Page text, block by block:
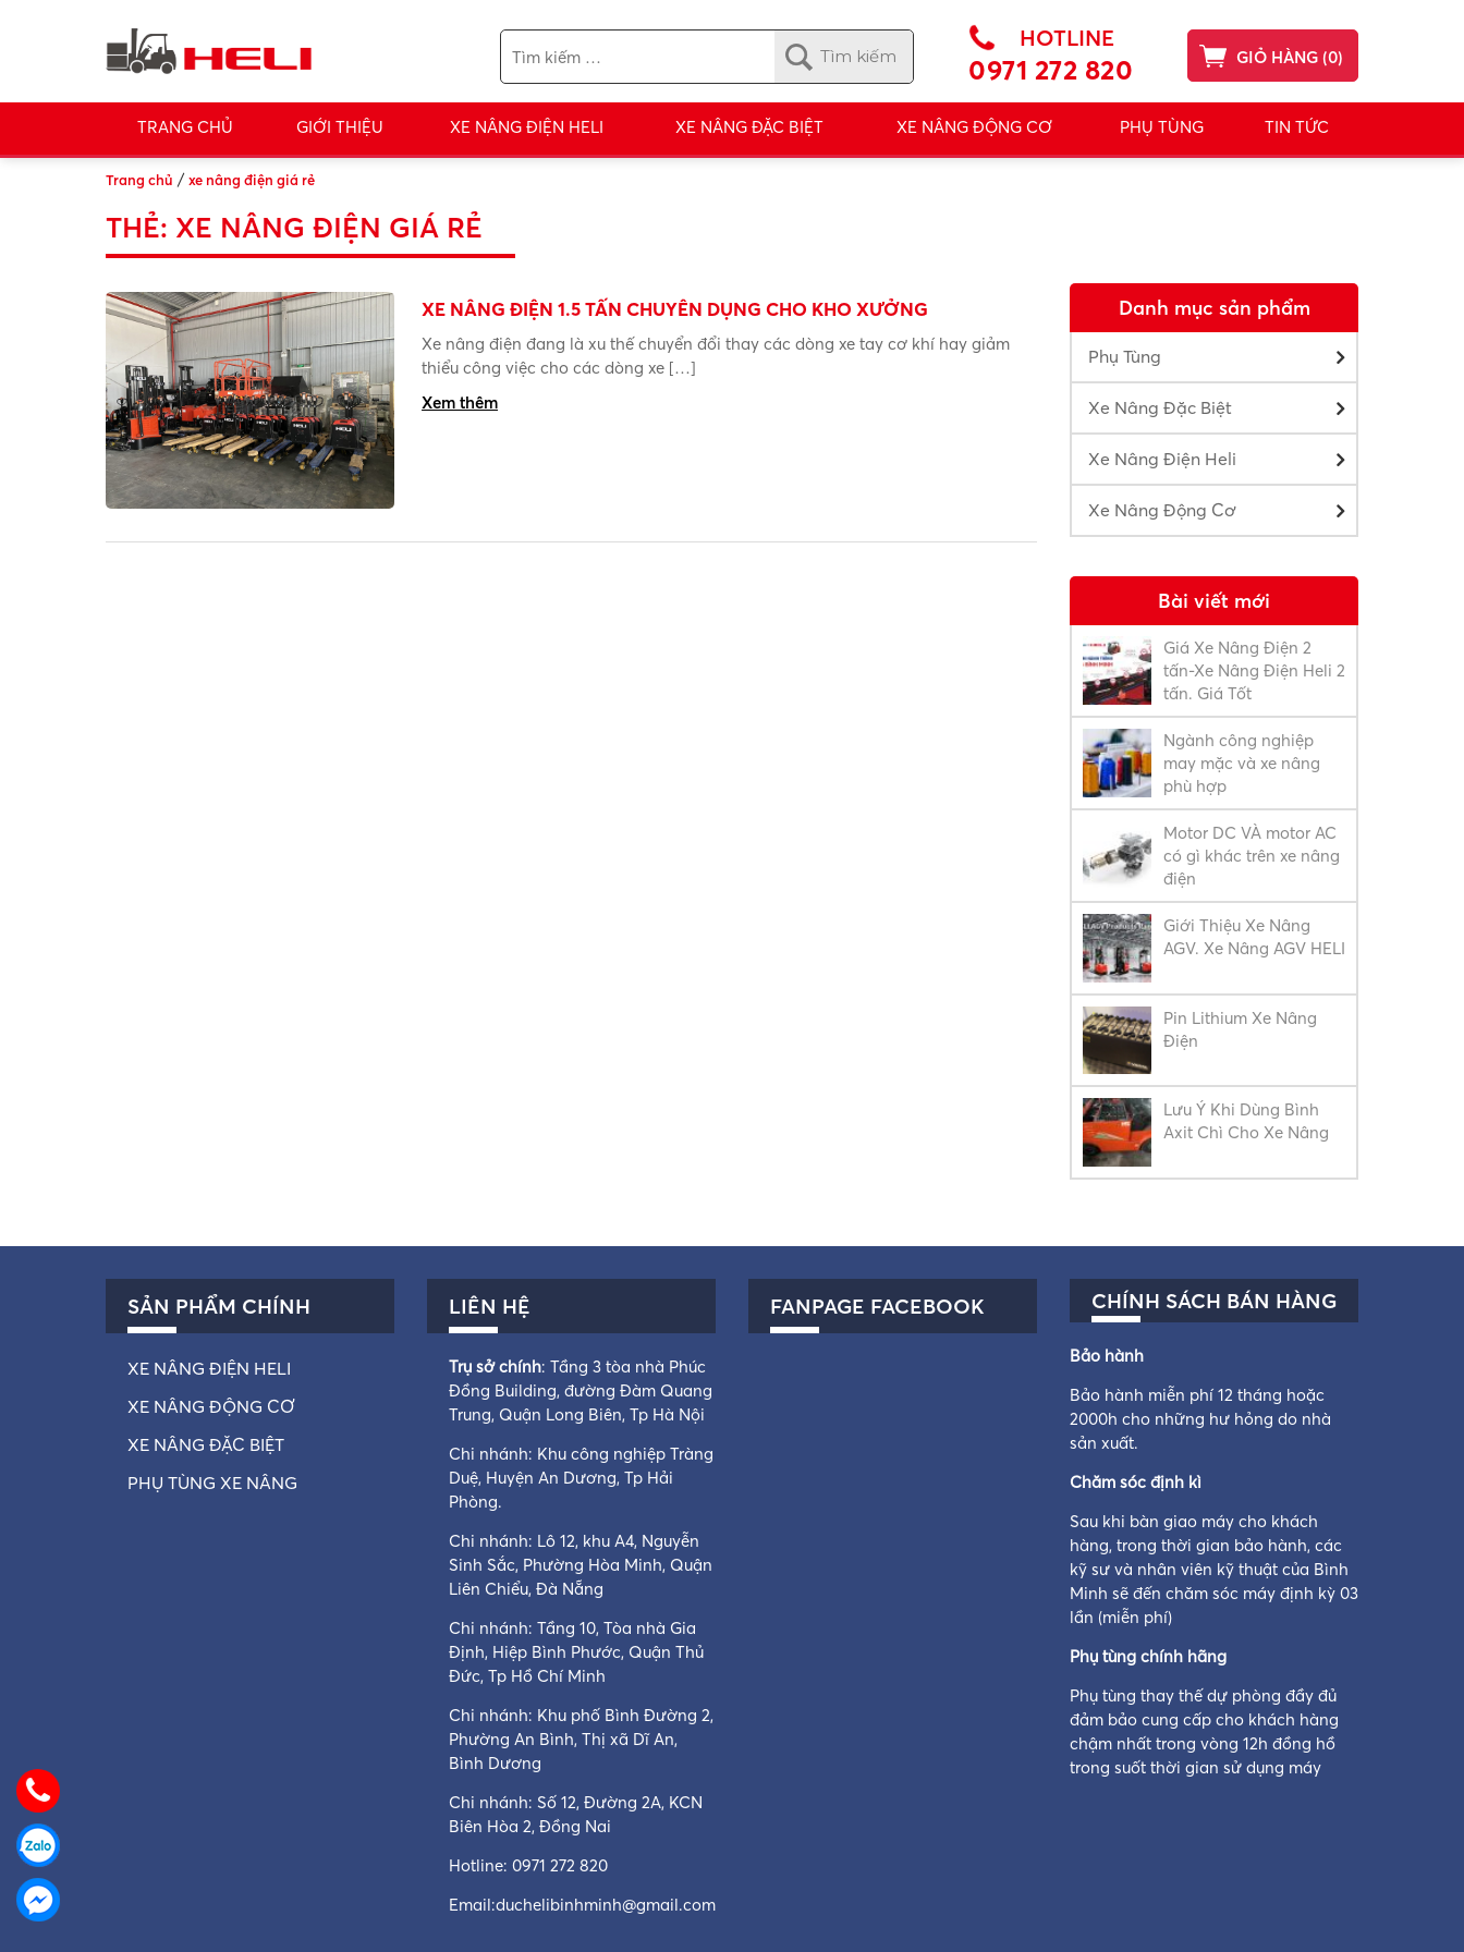
GIỎ HÀNG (0)
HOTLINE
0971 272 820
TRANG CHỦ GIỚI THIỆU XE NÂNG ĐIỆN HELI XE NÂNG ĐẶC BIỆT XE NÂNG ĐỘNG CƠ PHỤ TÙNG TIN TỨC
Trang chủ /xe nâng điện giá rẻ
THẺ: XE NÂNG ĐIỆN GIÁ RẺ
XE NÂNG ĐIỆN 1.5 TẤN CHUYÊN DỤNG CHO KHO XƯỞNG
Xe nâng điện đang là xu thế chuyển đổi thay các dòng xe tay cơ khí hay giảm
thiểu công việc cho các dòng xe […]
Xem thêm
Danh mục sản phẩm
Phụ Tùng
Xe Nâng Đặc Biệt
Xe Nâng Điện Heli
Xe Nâng Động Cơ
Bài viết mới
Giá Xe Nâng Điện 2
tấn-Xe Nâng Điện Heli 2
tấn. Giá Tốt
Ngành công nghiệp
may mặc và xe nâng
phù hợp
Motor DC VÀ motor AC
có gì khác trên xe nâng
điện
Giới Thiệu Xe Nâng
AGV. Xe Nâng AGV HELI
Pin Lithium Xe Nâng
Điện
Lưu Ý Khi Dùng Bình
Axit Chì Cho Xe Nâng
SẢN PHẨM CHÍNH
XE NÂNG ĐIỆN HELI
XE NÂNG ĐỘNG CƠ
XE NÂNG ĐẶC BIỆT
PHỤ TÙNG XE NÂNG
LIÊN HỆ
Trụ sở chính: Tầng 3 tòa nhà Phúc
Đồng Building, đường Đàm Quang
Trung, Quận Long Biên, Tp Hà Nội
Chi nhánh: Khu công nghiệp Tràng
Duệ, Huyện An Dương, Tp Hải
Phòng.
Chi nhánh: Lô 12, khu A4, Nguyễn
Sinh Sắc, Phường Hòa Minh, Quận
Liên Chiểu, Đà Nẵng
Chi nhánh: Tầng 10, Tòa nhà Gia
Định, Hiệp Bình Phước, Quận Thủ
Đức, Tp Hồ Chí Minh
Chi nhánh: Khu phố Bình Đường 2,
Phường An Bình, Thị xã Dĩ An,
Bình Dương
Chi nhánh: Số 12, Đường 2A, KCN
Biên Hòa 2, Đồng Nai
Hotline: 0971 272 820
Email:duchelibinhminh@gmail.com
FANPAGE FACEBOOK CHÍNH SÁCH BÁN HÀNG
Bảo hành
Bảo hành miễn phí 12 tháng hoặc
2000h cho những hư hỏng do nhà
sản xuất.
Chăm sóc định kì
Sau khi bàn giao máy cho khách
hàng, trong thời gian bảo hành, các
kỹ sư và nhân viên kỹ thuật của Bình
Minh sẽ đến chăm sóc máy định kỳ 03
lần (miễn phí)
Phụ tùng chính hãng
Phụ tùng thay thế dự phòng đầy đủ
đảm bảo cung cấp cho khách hàng
chậm nhất trong vòng 12h đồng hồ
trong suốt thời gian sử dụng máy